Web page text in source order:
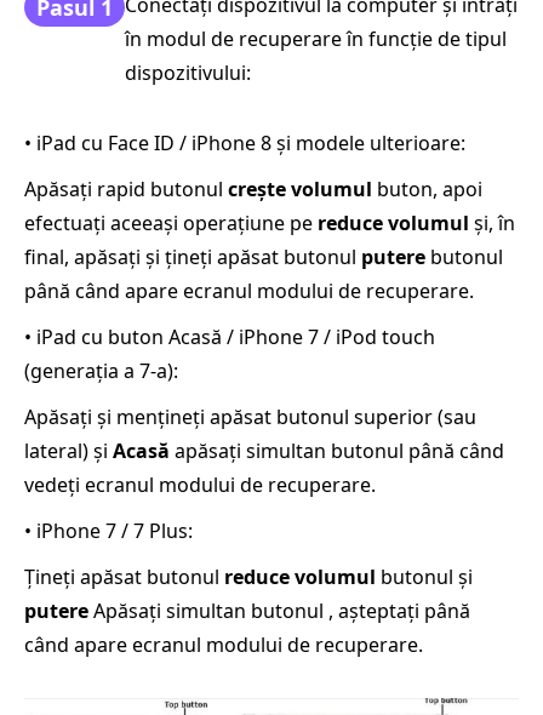
Pasul 1
în modul de recuperare în funcție de tipul
dispozitivului:
• iPad cu Face ID / iPhone 8 și modele ulterioare:
Apăsați rapid butonul crește volumul buton, apoi
efectuați aceeași operațiune pe reduce volumul și, în
final, apăsați și țineți apăsat butonul putere butonul
până când apare ecranul modului de recuperare.
• iPad cu buton Acasă / iPhone 7 / iPod touch
(generația a 7-a):
Apăsați și mențineți apăsat butonul superior (sau
lateral) și Acasă apăsați simultan butonul până când
vedeți ecranul modului de recuperare.
• iPhone 7 / 7 Plus:
Țineți apăsat butonul reduce volumul butonul și
putereApăsați simultan butonul , așteptați până
când apare ecranul modului de recuperare.